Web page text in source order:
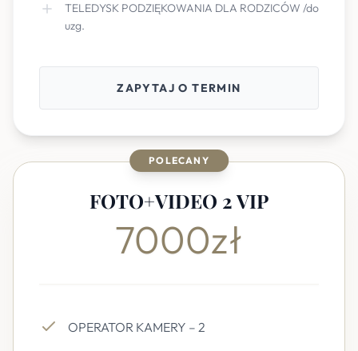
TELEDYSK PODZIĘKOWANIA DLA RODZICÓW /do
uzg.
ZAPYTAJ O TERMIN
POLECANY
FOTO+VIDEO 2 VIP
7000zł
OPERATOR KAMERY – 2